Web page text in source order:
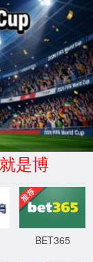
懂爱~
返回上一页
服务平台